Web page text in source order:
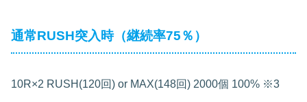
通常RUSH突入時（継続率75％）
10R×2 RUSH(120回) or MAX(148回) 2000個 100% ※3